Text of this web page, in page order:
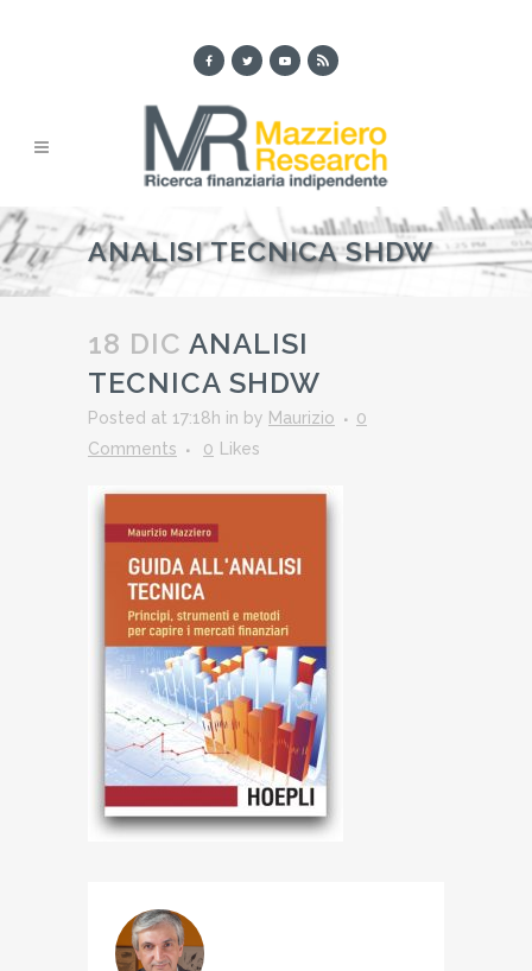
ANALISI TECNICA SHDW
18 DIC ANALISI
TECNICA SHDW
Posted at 17:18h in by Maurizio
0
Comments
0 Likes